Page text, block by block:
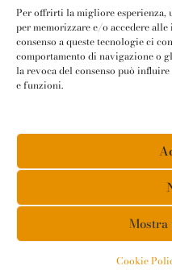
Per offrirti la migliore
per memorizzare e/o accedere
consenso a queste tecnologie ci
comportamento di navigazione o
la revoca del consenso può
e funzioni.
Cookie